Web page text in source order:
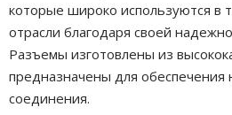
которые широко используются в
отрасли благодаря своей
Разъемы изготовлены из
предназначены для обеспечения
соединения.